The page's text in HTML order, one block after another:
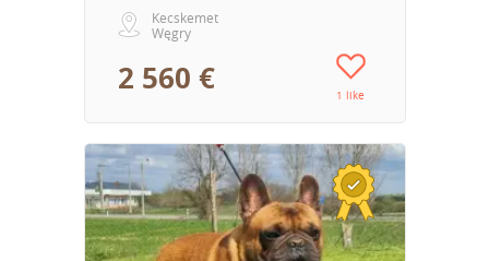
Kecskemet
Węgry
2 560 € 1 like